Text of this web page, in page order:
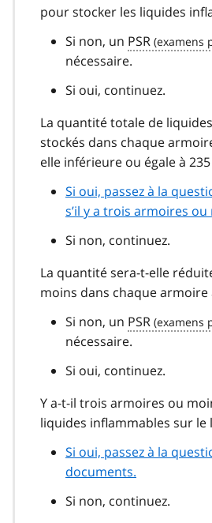
pour stocker les liquides
Si non, un PSR
nécessaire.
Si oui, continuez.
La quantité totale de
stockés dans chaque
elle inférieure ou égale à
Si oui, passez à la
s’il y a trois armoires ou
Si non, continuez.
La quantité sera-t-elle
moins dans chaque armoire
Si non, un PSR
nécessaire.
Si oui, continuez.
Y a-t-il trois armoires ou
liquides inflammables sur le
Si oui, passez à la
documents.
Si non, continuez.